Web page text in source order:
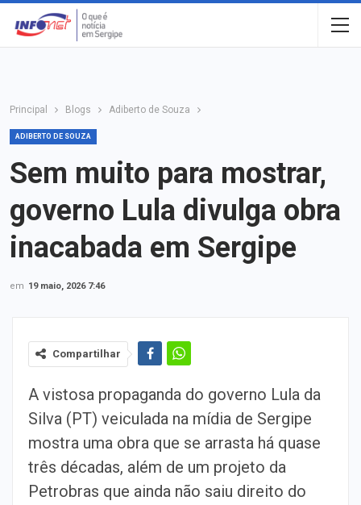
Principal Blogs Adiberto de Souza
ADIBERTO DE SOUZA
Sem muito para mostrar,
governo Lula divulga obra
inacabada em Sergipe
em 19 maio, 2026 7:46
Compartilhar
A vistosa propaganda do governo Lula da
Silva (PT) veiculada na mídia de Sergipe
mostra uma obra que se arrasta há quase
três décadas, além de um projeto da
Petrobras que ainda não saiu direito do